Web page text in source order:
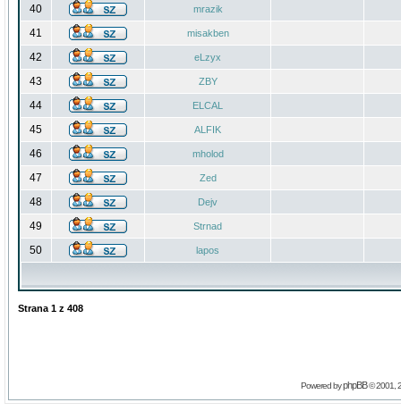
40 mrazik
41 misakben
42 eLzyx
43 ZBY
44 ELCAL
45 ALFIK
46 mholod
47 Zed
48 Dejv
49 Strnad
50 lapos
Strana 1 z 408
Powered byphpBB© 2001,